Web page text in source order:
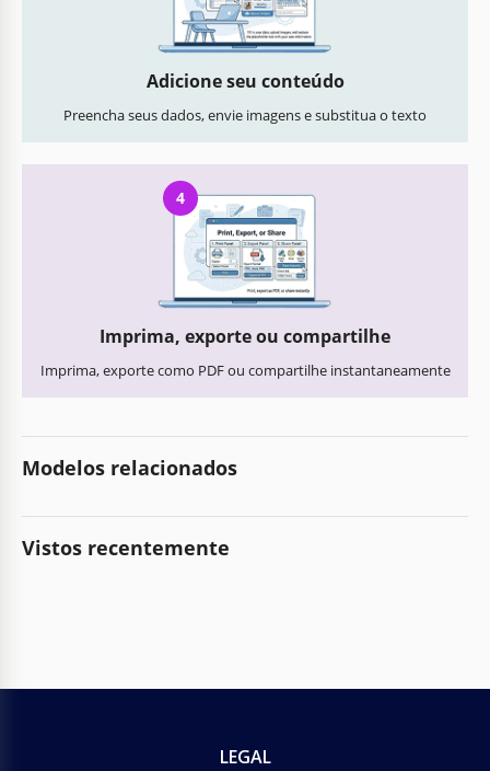
Adicione seu conteúdo
Preencha seus dados, envie imagens e substitua o texto
4
Imprima, exporte ou compartilhe
Imprima, exporte como PDF ou compartilhe instantaneamente
Modelos relacionados
Vistos recentemente
LEGAL